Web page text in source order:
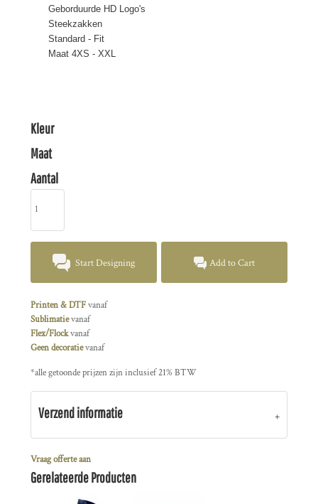
Geborduurde HD Logo's
Steekzakken
Standard - Fit
Maat 4XS - XXL
Kleur
Maat
Aantal
Start Designing Add to Cart
Printen & DTFvanaf
Sublimatievanaf
Flex/Flockvanaf
Geen decoratievanaf
*alle getoonde prijzen zijn inclusief 21% BTW
Verzend informatie
Vraag offerte aan
Gerelateerde Producten